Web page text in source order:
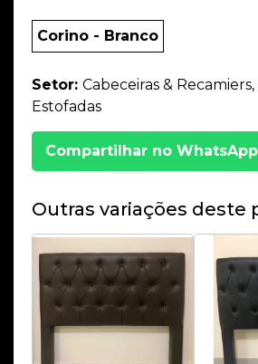
Corino - Branco
Setor: Cabeceiras &
Estofadas
Compartilhar no WhatsApp
Outras variações deste